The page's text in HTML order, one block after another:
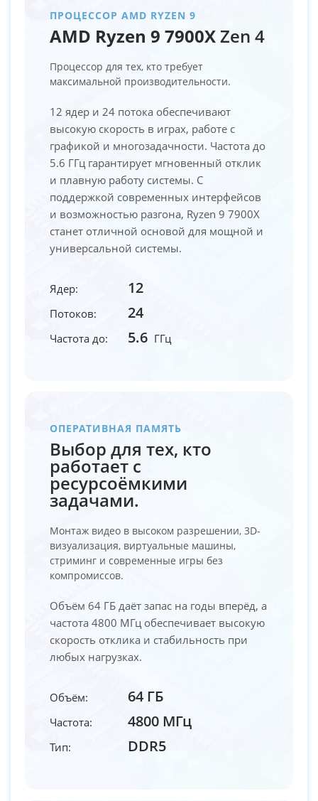
ПРОЦЕССОР AMD RYZEN 9
AMD Ryzen 9 7900XZen 4
Процессор для тех, кто требует
максимальной производительности.
12 ядер и 24 потока обеспечивают
высокую скорость в играх, работе с
графикой и многозадачности. Частота до
5.6 ГГц гарантирует мгновенный отклик
и плавную работу системы. С
поддержкой современных интерфейсов
и возможностью разгона, Ryzen 9 7900X
станет отличной основой для мощной и
универсальной системы.
Ядер: 12
Потоков: 24
Частота до: 5.6 ГГц
ОПЕРАТИВНАЯ ПАМЯТЬ
Выбор для тех, кто
работает с
ресурсоёмкими
задачами.
Монтаж видео в высоком разрешении, 3D-
визуализация, виртуальные машины,
стриминг и современные игры без
компромиссов.
Объём 64 ГБ даёт запас на годы вперёд, а
частота 4800 МГц обеспечивает высокую
скорость отклика и стабильность при
любых нагрузках.
Объём: 64 ГБ
Частота: 4800 МГц
Тип: DDR5